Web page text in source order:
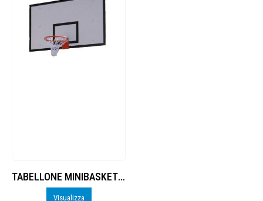
TABELLONE MINIBASKET RES.MEL.CM.120X90
Visualizza